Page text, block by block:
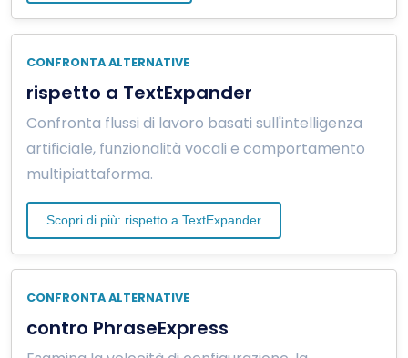
CONFRONTA ALTERNATIVE
rispetto a TextExpander
Confronta flussi di lavoro basati sull'intelligenza
artificiale, funzionalità vocali e comportamento
multipiattaforma.
Scopri di più: rispetto a TextExpander
CONFRONTA ALTERNATIVE
contro PhraseExpress